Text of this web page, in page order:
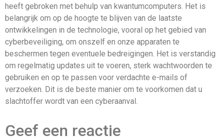
heeft gebroken met behulp van kwantumcomputers. Het is
belangrijk om op de hoogte te blijven van de laatste
ontwikkelingen in de technologie, vooral op het gebied van
cyberbeveiliging, om onszelf en onze apparaten te
beschermen tegen eventuele bedreigingen. Het is verstandig
om regelmatig updates uit te voeren, sterk wachtwoorden te
gebruiken en op te passen voor verdachte e-mails of
verzoeken. Dit is de beste manier om te voorkomen dat u
slachtoffer wordt van een cyberaanval.
Geef een reactie